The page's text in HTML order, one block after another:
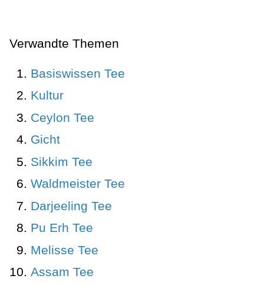
Verwandte Themen
Basiswissen Tee
Kultur
Ceylon Tee
Gicht
Sikkim Tee
Waldmeister Tee
Darjeeling Tee
Pu Erh Tee
Melisse Tee
Assam Tee